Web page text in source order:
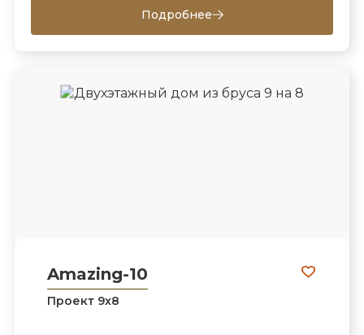
Подробнее
Amazing-10
Проект 9х8